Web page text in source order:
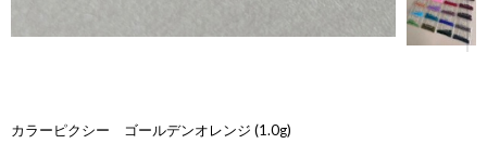
カラーピクシー ゴールデンオレンジ (1.0g)